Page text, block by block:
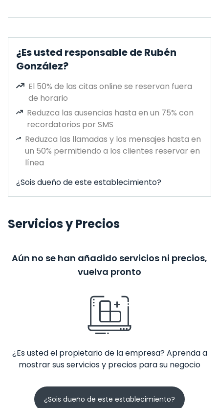
¿Es usted responsable de Rubén
González?
El 50% de las citas online se reservan fuera
de horario
Reduzca las ausencias hasta en un 75% con
recordatorios por SMS
Reduzca las llamadas y los mensajes hasta en
un 50% permitiendo a los clientes reservar en
línea
¿Sois dueño de este establecimiento?
Servicios y Precios
Aún no se han añadido servicios ni precios,
vuelva pronto
¿Es usted el propietario de la empresa? Aprenda a
mostrar sus servicios y precios para su negocio
¿Sois dueño de este establecimiento?